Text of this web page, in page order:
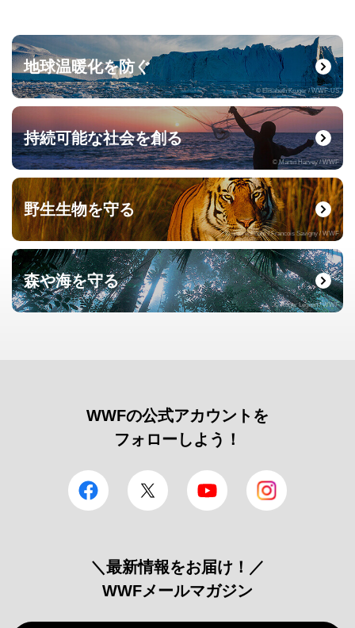
地球温暖化を防ぐ
© Elisabeth Kruger / WWF-US
持続可能な社会を創る
© Martin Harvey / WWF
野生生物を守る
© naturepl.com / Francois Savigny / WWF
森や海を守る
© Roger Leguen / WWF
WWFの公式アカウントを
フォローしよう！
facebook Twitter YouTube
＼最新情報をお届け！／
WWFメールマガジン